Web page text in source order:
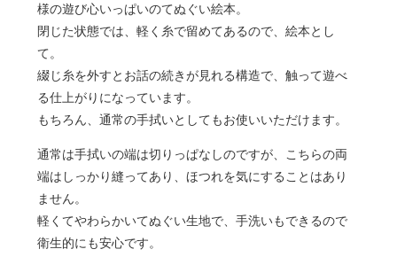
様の遊び心いっぱいのてぬぐい絵本。
閉じた状態では、軽く糸で留めてあるので、絵本とし
て。
綴じ糸を外すとお話の続きが見れる構造で、触って遊べ
る仕上がりになっています。
もちろん、通常の手拭いとしてもお使いいただけます。
通常は手拭いの端は切りっぱなしのですが、こちらの両
端はしっかり縫ってあり、ほつれを気にすることはあり
ません。
軽くてやわらかいてぬぐい生地で、手洗いもできるので
衛生的にも安心です。